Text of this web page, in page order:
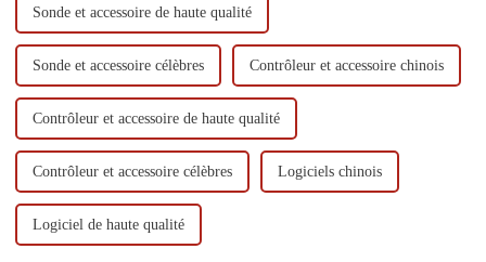
Sonde et accessoire de haute qualité
Sonde et accessoire célèbres Contrôleur et accessoire chinois
Contrôleur et accessoire de haute qualité
Contrôleur et accessoire célèbres Logiciels chinois
Logiciel de haute qualité